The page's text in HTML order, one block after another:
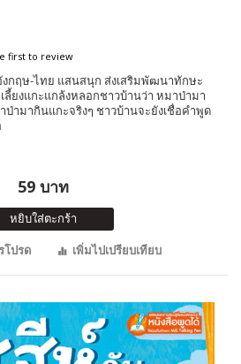
first to review
กฤษ-ไทย แสนสนุก ส่งเสริมพัฒนาทักษะ
เลี้ยงแกะแกล้งหลอกชาวบ้านว่า หมาป่ามา
ามากินแกะจริงๆ ชาวบ้านจะยังเชื่อคำพูด
59 บาท
หยิบใส่ตะกร้า
โปรด
เพิ่มไปเปรียบเทียบ